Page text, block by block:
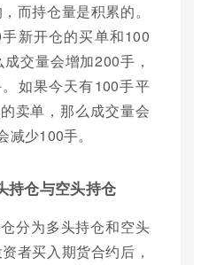
而持仓量是积累的。
新开仓的买单和100
交量会增加200手，
如果今天有100手平
卖单，那么成交量会
少100手。
持仓与空头持仓
分为多头持仓和空头
者买入期货合约后，